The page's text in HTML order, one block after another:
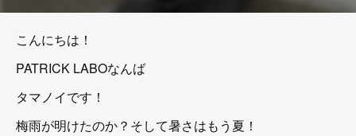
こんにちは！
PATRICK LABOなんば
タマノイです！
梅雨が明けたのか？そして暑さはもう夏！